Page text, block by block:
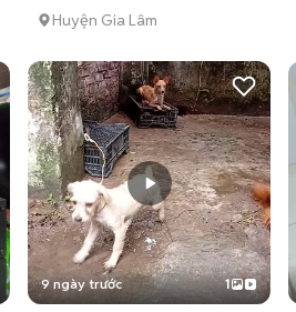
Huyện Gia Lâm
9 ngày trước 1